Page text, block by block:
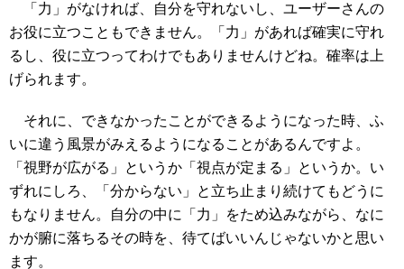
「力」がなければ、自分を守れないし、ユーザーさんの
お役に立つこともできません。「力」があれば確実に守れ
るし、役に立つってわけでもありませんけどね。確率は上
げられます。
それに、できなかったことができるようになった時、ふ
いに違う風景がみえるようになることがあるんですよ。
「視野が広がる」というか「視点が定まる」というか。い
ずれにしろ、「分からない」と立ち止まり続けてもどうに
もなりません。自分の中に「力」をため込みながら、なに
かが腑に落ちるその時を、待てばいいんじゃないかと思い
ます。